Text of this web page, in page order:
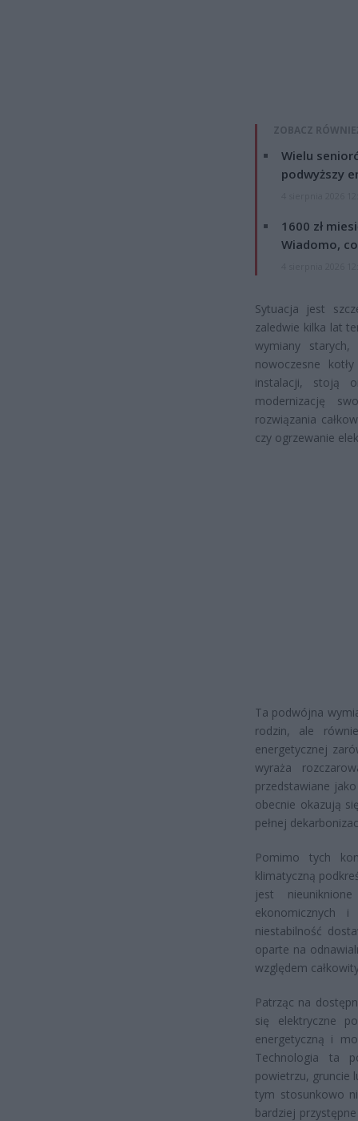
ZOBACZ
Wielu
podwyższy
1600 zł
Wiadomo,
Sytuacja jest
zaledwie kilka lat
wymiany
nowoczesne
instalacji, stoją
modernizację
rozwiązania
czy ogrzewanie
Ta podwójna
rodzin, ale
energetycznej
wyraża
przedstawiane
obecnie okazują
pełnej
Pomimo tych
klimatyczną
jest
ekonomicznych i
niestabilność
oparte na
względem
Patrząc na
się elektryczne
energetyczną i
Technologia ta
powietrzu, gruncie
tym stosunkowo
bardziej